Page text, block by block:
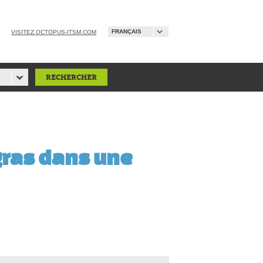
FRANÇAIS
VISITEZ OCTOPUS-ITSM.COM
dans une